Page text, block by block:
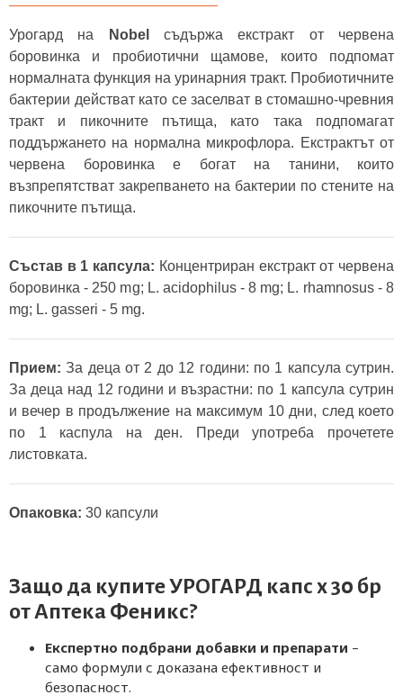
Урогард на Nobel
съдържа екстракт от червена
боровинка и пробиотични щамове, които подпомат
нормалната функция на уринарния тракт. Пробиотичните
бактерии действат като се заселват в стомашно-чревния
тракт и пикочните пътища, като така подпомагат
поддържането на нормална микрофлора. Екстрактът от
червена боровинка е богат на танини, които
възпрепятстват закрепването на бактерии по стените на
пикочните пътища.
Състав в 1 капсула: Концентриран екстракт от червена
боровинка - 250 mg; L. acidophilus - 8 mg; L. rhamnosus - 8
mg; L. gasseri - 5 mg.
Прием:За деца от 2 до 12 години: по 1 капсула сутрин.
За деца над 12 години и възрастни: по 1 капсула сутрин
и вечер в продължение на максимум 10 дни, след което
по 1 каспула на ден. Преди употреба прочетете
листовката.
Опаковка: 30 капсули
Защо да купите УРОГАРД капс х 30 бр
отАптека Феникс?
Експертно подбрани добавки и препарати –
само формули с доказана ефективност и
безопасност.